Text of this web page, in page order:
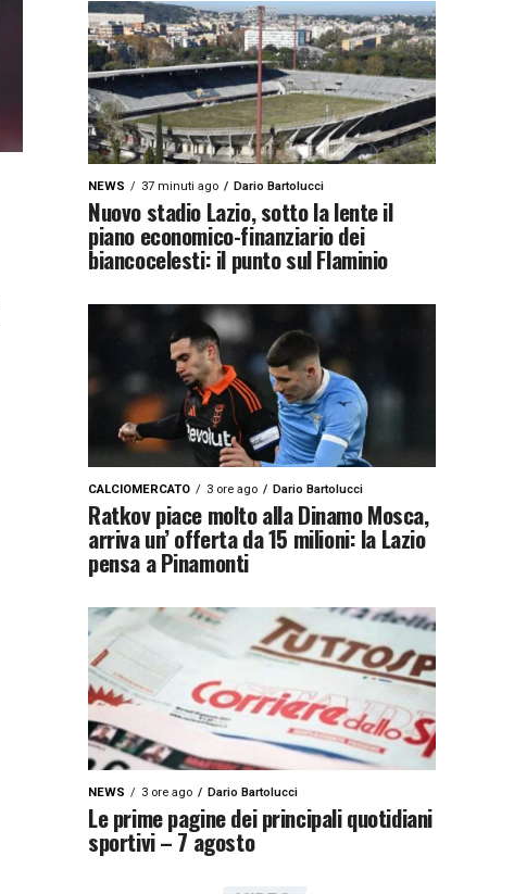
NEWS 37 minuti ago Dario Bartolucci
Nuovo stadio Lazio, sotto la lente il
piano economico-finanziario dei
biancocelesti: il punto sul Flaminio
CALCIOMERCATO 3 ore ago Dario Bartolucci
Ratkov piace molto alla Dinamo Mosca,
arriva un’ offerta da 15 milioni: la Lazio
pensa a Pinamonti
NEWS 3 ore ago Dario Bartolucci
Le prime pagine dei principali quotidiani
sportivi – 7 agosto